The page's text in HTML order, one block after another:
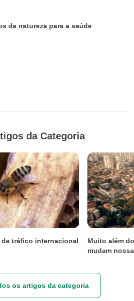
da natureza para a saúde
da Categoria
tráfico internacional
Muito além
mudam
os artigos da categoria